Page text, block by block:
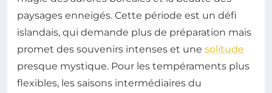
paysages enneigés. Cette période est un défi
islandais, qui demande plus de préparation mais
promet des souvenirs intenses et une solitude
presque mystique. Pour les tempéraments plus
flexibles, les saisons intermédiaires du